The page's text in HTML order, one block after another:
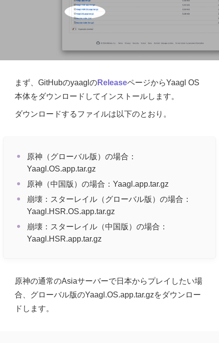
まず、GitHubのyaaglのReleaseページからYaagl OS
本体をダウンロードしてインストールします。
ダウンロードするファイルは以下のとおり。
原神（グローバル版）の場合：
Yaagl.OS.app.tar.gz
原神（中国版）の場合：Yaagl.app.tar.gz
崩壊：スターレイル（グローバル版）の場合：
Yaagl.HSR.OS.app.tar.gz
崩壊：スターレイル（中国版）の場合：
Yaagl.HSR.app.tar.gz
原神の通常のAsiaサーバーで日本からプレイしたい場
合、グローバル版のYaagl.OS.app.tar.gzをダウンロー
ドします。